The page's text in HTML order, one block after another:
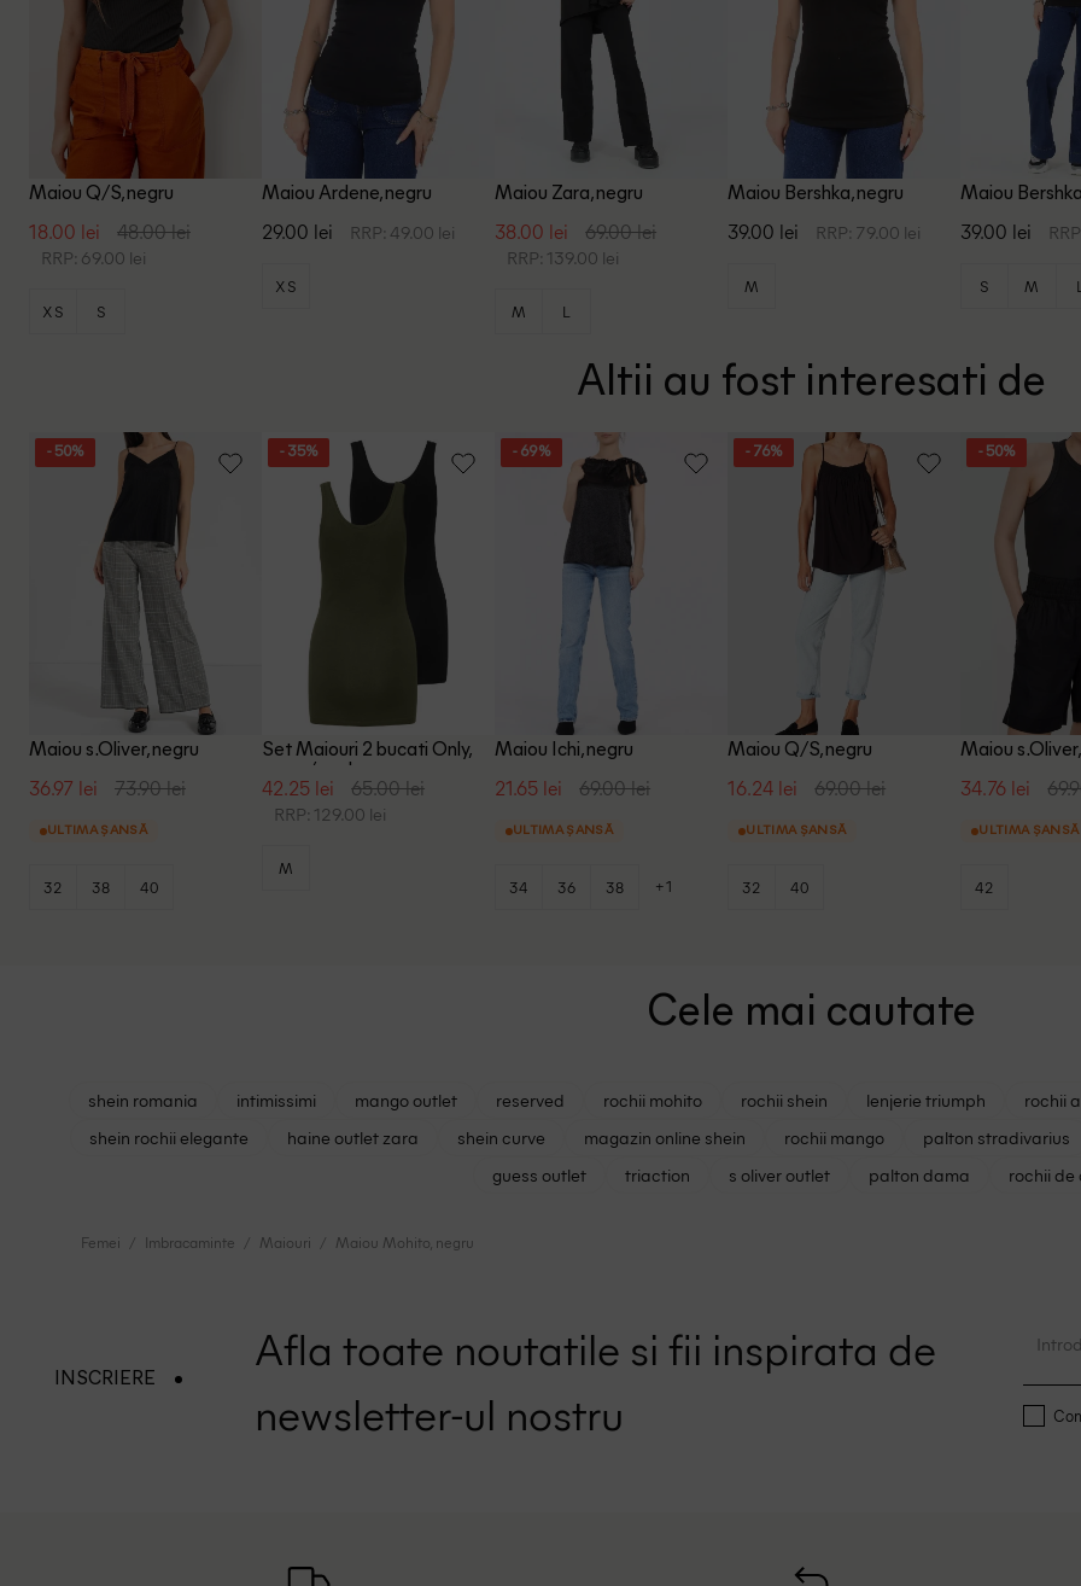
Maiou Q/S, negru
18.00 lei 48.00 lei
RRP: 69.00 lei
XS S
Maiou Ardene, negru
29.00 lei RRP: 49.00 lei
XS
Maiou Zara, negru
38.00 lei 69.00 lei
RRP: 139.00 lei
M L
Maiou Bershka, negru
39.00 lei RRP: 79.00 lei
M
Maiou
39.00 lei
S M L
Altii au fost interesati de
- 50%
Maiou s.Oliver, negru
36.97 lei 73.90 lei
ULTIMA ȘANSĂ
32 38 40
- 35%
Set Maiouri 2 bucati Only,
negru/verde
42.25 lei 65.00 lei
RRP: 129.00 lei
M
- 69%
Maiou Ichi, negru
21.65 lei 69.00 lei
ULTIMA ȘANSĂ
34 36 38 +1
- 76%
Maiou Q/S, negru
16.24 lei 69.00 lei
ULTIMA ȘANSĂ
32 40
- 50%
Maiou
34.76 lei
ULTIMA ȘANSĂ
42
Cele mai cautate
shein romania intimissimi mango outlet reserved rochii mohito rochii shein lenjerie triumph rochii
shein rochii elegante
haine outlet zara shein curve magazin online shein rochii mango palton stradivarius
guess outlet
triaction s oliver outlet palton dama rochii de
Femei Imbracaminte Maiouri Maiou Mohito, negru
INSCRIERE
Afla toate noutatile si fii inspirata de
newsletter-ul nostru